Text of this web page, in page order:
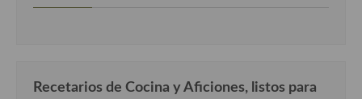
Recetarios de Cocina y Aficiones, listos para